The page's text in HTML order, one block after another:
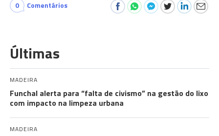
0 Comentários
Últimas
MADEIRA
Funchal alerta para “falta de civismo” na gestão do lixo
com impacto na limpeza urbana
MADEIRA